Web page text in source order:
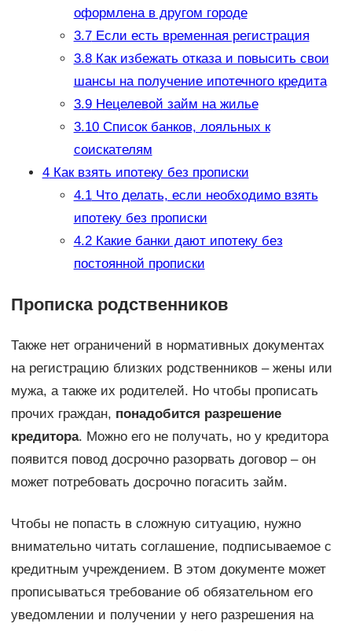
оформлена в другом городе
3.7Если есть временная регистрация
3.8Как избежать отказа и повысить свои
шансы на получение ипотечного кредита
3.9Нецелевой займ на жилье
3.10Список банков, лояльных к
соискателям
4Как взять ипотеку без прописки
4.1Что делать, если необходимо взять
ипотеку без прописки
4.2Какие банки дают ипотеку без
постоянной прописки
Прописка родственников
Также нет ограничений в нормативных документах
на регистрацию близких родственников – жены или
мужа, а также их родителей. Но чтобы прописать
прочих граждан, понадобится разрешение
кредитора. Можно его не получать, но у кредитора
появится повод досрочно разорвать договор – он
может потребовать досрочно погасить займ.
Чтобы не попасть в сложную ситуацию, нужно
внимательно читать соглашение, подписываемое с
кредитным учреждением. В этом документе может
прописываться требование об обязательном его
уведомлении и получении у него разрешения на